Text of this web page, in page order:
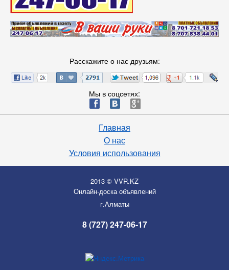
Расскажите о нас друзьям:
Мы в соцсетях:
ä æ è
Главная
О нас
Условия использования
2013 © VVR.KZ
Онлайн-доска объявлений
г.Алматы
8 (727) 247-06-17